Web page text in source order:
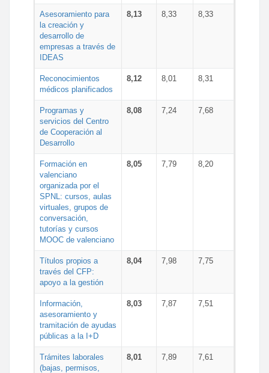
Asesoramiento para
la creación y
desarrollo de
empresas a través de
IDEAS
8,13 8,33 8,33
Reconocimientos
médicos planificados
8,12 8,01 8,31
Programas y
servicios del Centro
de Cooperación al
Desarrollo
8,08 7,24 7,68
Formación en
valenciano
organizada por el
SPNL: cursos, aulas
virtuales, grupos de
conversación,
tutorías y cursos
MOOC de valenciano
8,05 7,79 8,20
Títulos propios a
través del CFP:
apoyo a la gestión
8,04 7,98 7,75
Información,
asesoramiento y
tramitación de ayudas
públicas a la I+D
8,03 7,87 7,51
Trámites laborales
(bajas, permisos,
8,01 7,89 7,61